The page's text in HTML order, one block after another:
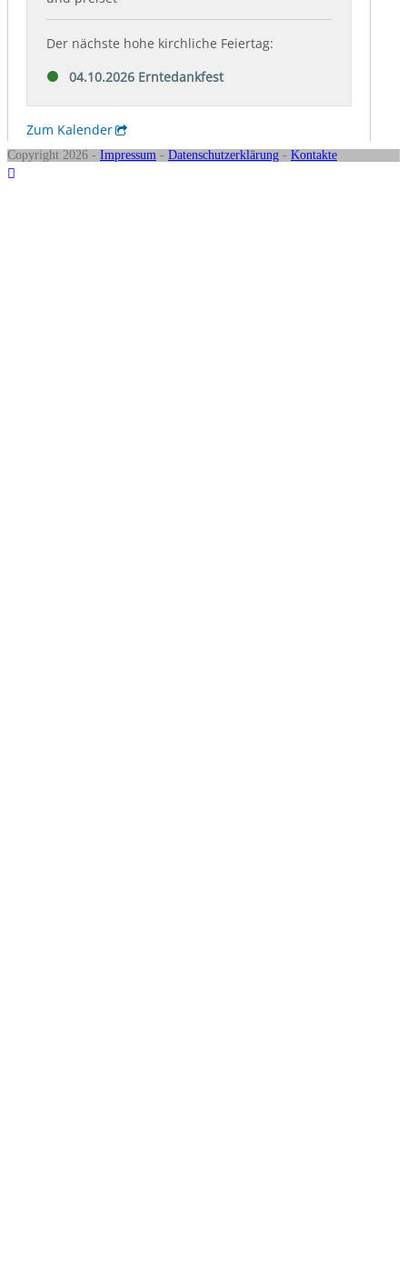
Copyright 2026 - Impressum - Datenschutzerklärung - Kontakte